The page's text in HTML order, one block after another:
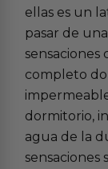
ellas es un
pasar de
sensaciones
completo
dormitorio,
agua de la
sensaciones